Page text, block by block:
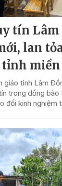
tín
lan
tỉnh
giáo tỉnh Lâm
trong đồng bào
đổi kinh nghiệm